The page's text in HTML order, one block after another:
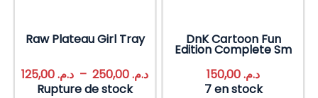
Raw Plateau Girl Tray
د.م. – د.م.
Rupture de stock
DnK Cartoon Fun
Edition Complete Sm
د.م.
7 en stock